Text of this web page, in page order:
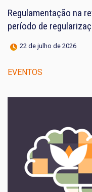
Regulamentação na
período de
22 de julho de 2026
EVENTOS